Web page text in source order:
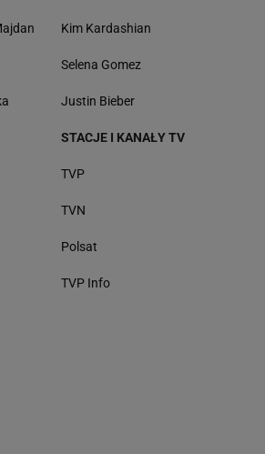
Kim Kardashian
Selena Gomez
Justin Bieber
STACJE I KANAŁY TV
TVP
TVN
Polsat
TVP Info